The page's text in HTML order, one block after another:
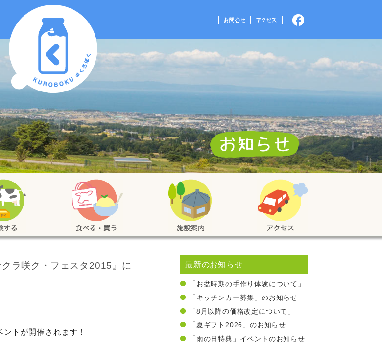
ラ咲ク・フェスタ2015』に
トが開催されます！
最新のお知らせ
「お盆時期の手作り体験について」
「キッチンカー募集」のお知らせ
「8月以降の価格改定について」
「夏ギフト2026」のお知らせ
「雨の日特典」イベントのお知らせ